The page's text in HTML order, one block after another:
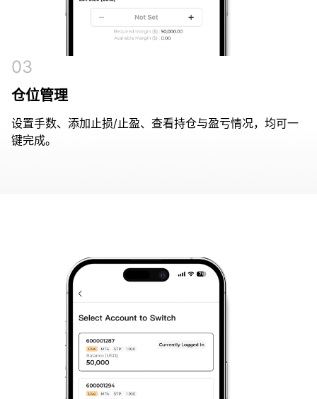
03
仓位管理
设置手数、添加止损/止盈、查看持仓与盈亏情况，均可一
键完成。